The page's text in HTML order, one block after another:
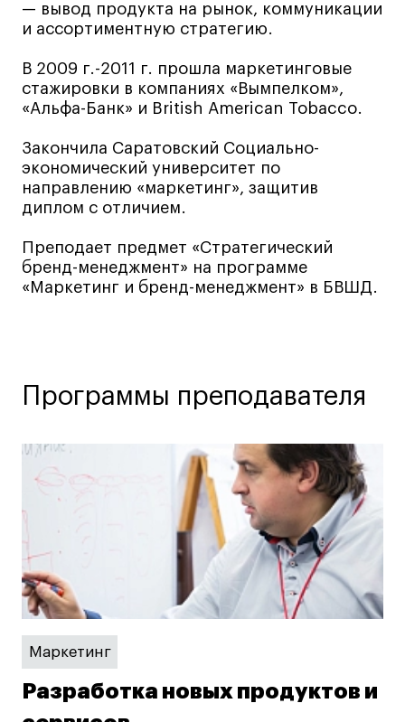
Маркетинг и генерация лидов
Фотография
Очно + онлайн
Техникум
Графический дизайнер
Цифровой маркетолог
Среднесрочные
Долгосрочные
Все программы
О школе
События
Блог
— вывод продукта на рынок, коммуникации
и ассортиментную стратегию.
В 2009 г.-2011 г. прошла маркетинговые
стажировки в компаниях «Вымпелком»,
«Альфа-Банк» и British American Tobacco.
Закончила Саратовский Социально-
экономический университет по
направлению «маркетинг», защитив
диплом с отличием.
Преподает предмет «Стратегический
бренд-менеджмент» на программе
«Маркетинг и бренд-менеджмент» в БВШД.
Программы преподавателя
Маркетинг
Разработка новых продуктов и